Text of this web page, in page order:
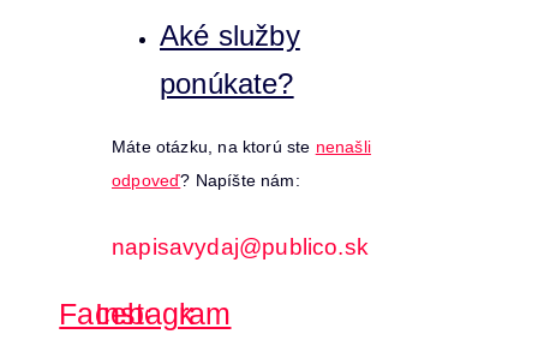
Aké služby
ponúkate?
Máte otázku, na ktorú ste nenašli
odpoveď? Napíšte nám:
napisavydaj@publico.sk
Facebook
Instagram